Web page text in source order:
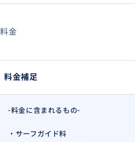
ャンセルポリシー-
ャンセルポリシーを必ずお読みのう
ず海外旅行保険にご加入していた
料金
料金補足
-料金に含まれるもの-
・サーフガイド料